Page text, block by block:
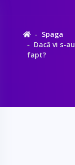
Spaga
Dacă vi s-
fapt?